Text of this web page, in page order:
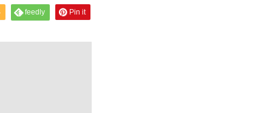
feedly Pin it